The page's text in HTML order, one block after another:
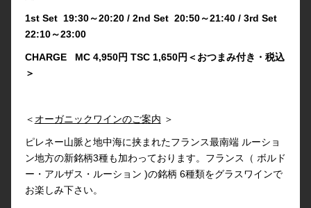
1st Set 19:30～20:20 / 2nd Set 20:50～21:40 / 3rd Set
22:10～23:00
CHARGE MC 4,950円 TSC 1,650円＜おつまみ付き・税込
＞
＜ オーガニックワインのご案内 ＞
ピレネー山脈と地中海に挟まれたフランス最南端 ルーショ
ン地方の新銘柄3種も加わっております。フランス（ ボルド
ー・アルザス・ルーション )の銘柄 6種類をグラスワインで
お楽しみ下さい。